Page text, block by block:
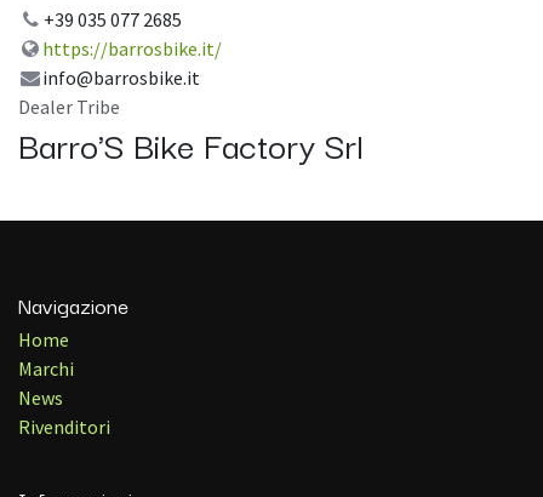
+39 035 077 2685
https://barrosbike.it/
info@barrosbike.it
Dealer Tribe
Barro'S Bike Factory Srl
Navigazione
Home
Marchi
News
Rivenditori